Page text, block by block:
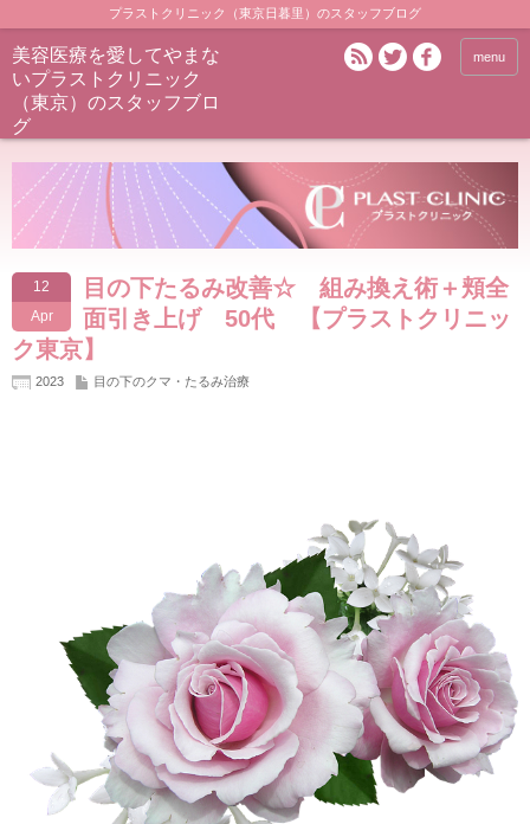
プラストクリニック（東京日暮里）のスタッフブログ
美容医療を愛してやまな
いプラストクリニック
（東京）のスタッフブロ
グ
menu
12
Apr
目の下たるみ改善☆ 組み換え術＋頬全
面引き上げ 50代 【プラストクリニッ
ク東京】
2023 目の下のクマ・たるみ治療